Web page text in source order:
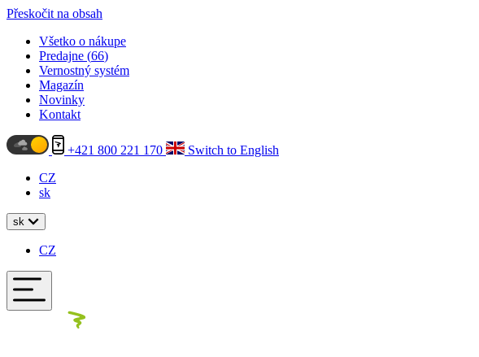
Přeskočit na obsah
Všetko o nákupe
Predajne (66)
Vernostný systém
Magazín
Novinky
Kontakt
+421 800 221 170
Switch to English
CZ
sk
sk
CZ